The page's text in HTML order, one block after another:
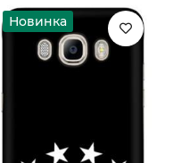
Новинка